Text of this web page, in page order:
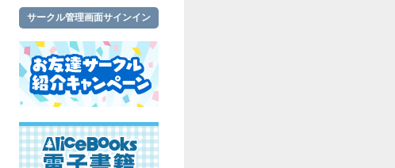
サークル管理画面サインイン